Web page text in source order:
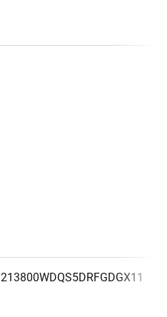
213800WDQS5DRFGDGX11